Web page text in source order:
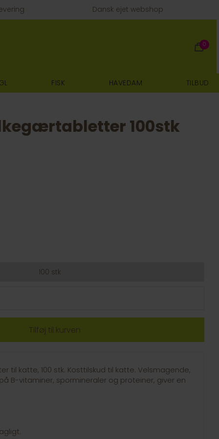
Dansk ejet webshop
0
FISK HAVEDAM TILBUD
100stk
100 stk
katte, 100 stk. Kosttilskud til katte. Velsmagende,
B-vitaminer, spormineraler og proteiner, giver en